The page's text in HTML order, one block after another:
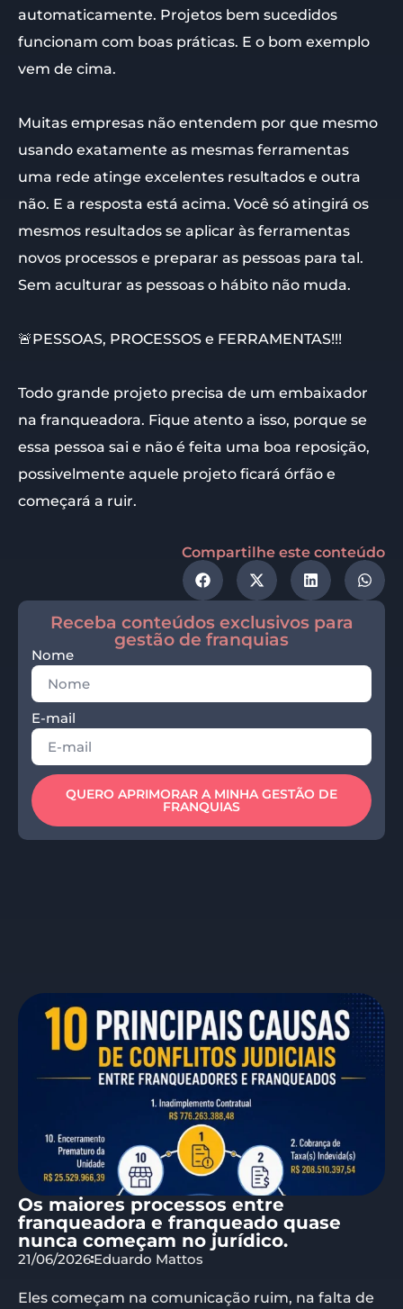
automaticamente. Projetos bem sucedidos
funcionam com boas práticas. E o bom exemplo
vem de cima.
Muitas empresas não entendem por que mesmo
usando exatamente as mesmas ferramentas
uma rede atinge excelentes resultados e outra
não. E a resposta está acima. Você só atingirá os
mesmos resultados se aplicar às ferramentas
novos processos e preparar as pessoas para tal.
Sem aculturar as pessoas o hábito não muda.
🚨PESSOAS, PROCESSOS e FERRAMENTAS!!!
Todo grande projeto precisa de um embaixador
na franqueadora. Fique atento a isso, porque se
essa pessoa sai e não é feita uma boa reposição,
possivelmente aquele projeto ficará órfão e
começará a ruir.
Compartilhe este conteúdo
Receba conteúdos exclusivos para
gestão de franquias
Nome
E-mail
QUERO APRIMORAR A MINHA GESTÃO DE
FRANQUIAS
Os maiores processos entre
franqueadora e franqueado quase
nunca começam no jurídico.
21/06/2026 Eduardo Mattos
Eles começam na comunicação ruim, na falta de